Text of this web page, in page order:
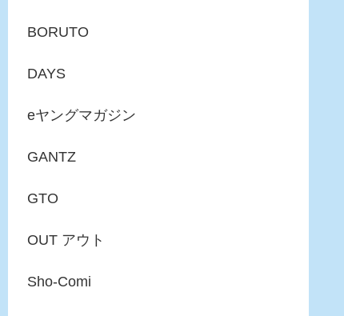
BORUTO
DAYS
eヤングマガジン
GANTZ
GTO
OUT アウト
Sho-Comi